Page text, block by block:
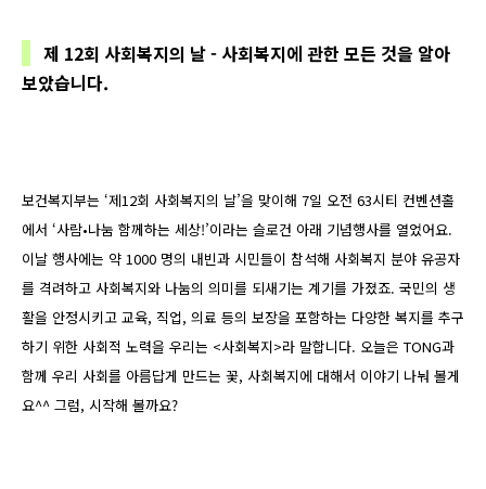
제 12회 사회복지의 날 - 사회복지에 관한 모든 것을 알아
보았습니다.
보건복지부는 ‘제12회 사회복지의 날’을 맞이해 7일 오전 63시티 컨벤션홀
에서 ‘사람•나눔 함께하는 세상!’이라는 슬로건 아래 기념행사를 열었어요.
이날 행사에는 약 1000 명의 내빈과 시민들이 참석해 사회복지 분야 유공자
를 격려하고 사회복지와 나눔의 의미를 되새기는 계기를 가졌죠. 국민의 생
활을 안정시키고 교육, 직업, 의료 등의 보장을 포함하는 다양한 복지를 추구
하기 위한 사회적 노력을 우리는 <사회복지>라 말합니다. 오늘은 TONG과
함께 우리 사회를 아름답게 만드는 꽃, 사회복지에 대해서 이야기 나눠 볼게
요^^ 그럼, 시작해 볼까요?